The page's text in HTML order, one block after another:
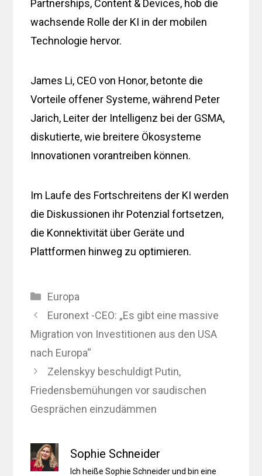
Partnerships, Content & Devices, hob die
wachsende Rolle der KI in der mobilen
Technologie hervor.
James Li, CEO von Honor, betonte die
Vorteile offener Systeme, während Peter
Jarich, Leiter der Intelligenz bei der GSMA,
diskutierte, wie breitere Ökosysteme
Innovationen vorantreiben können.
Im Laufe des Fortschreitens der KI werden
die Diskussionen ihr Potenzial fortsetzen,
die Konnektivität über Geräte und
Plattformen hinweg zu optimieren.
Kategorien
Europa
Euronext -CEO: „Es gibt eine massive
Migration von Investitionen aus den USA
nach Europa“
Zelenskyy beschuldigt Putin,
Friedensbemühungen vor saudischen
Gesprächen einzudämmen
Sophie Schneider
Ich heiße Sophie Schneider und bin eine